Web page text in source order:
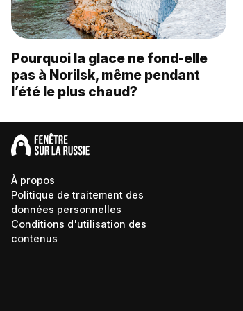
Pourquoi la glace ne fond-elle
pas à Norilsk, même pendant
l’été le plus chaud?
À propos
Politique de traitement des
données personnelles
Conditions d'utilisation des
contenus